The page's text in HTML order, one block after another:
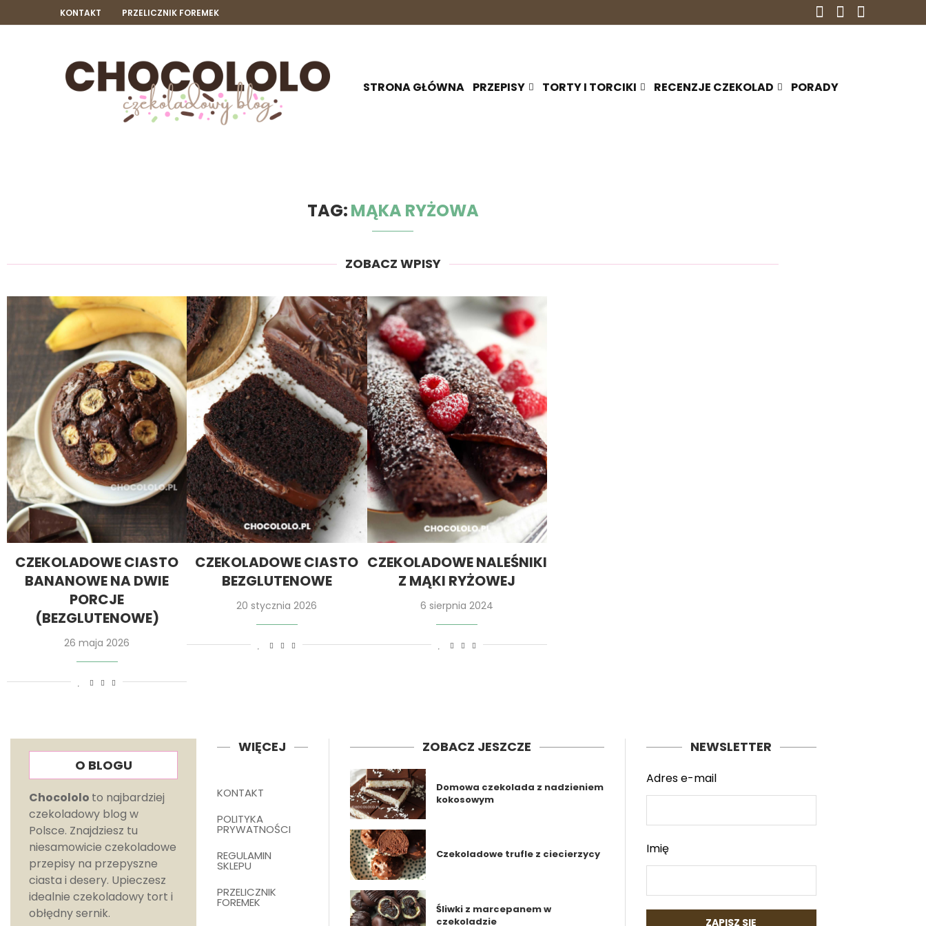
KONTAKT PRZELICZNIK FOREMEK
STRONA GŁÓWNA PRZEPISY TORTY I TORCIKI RECENZJE CZEKOLAD PORADY
TAG:MĄKA RYŻOWA
ZOBACZ WPISY
CZEKOLADOWE CIASTO
BANANOWE NA DWIE
PORCJE
(BEZGLUTENOWE)
26 maja 2026
CZEKOLADOWE CIASTO
BEZGLUTENOWE
20 stycznia 2026
CZEKOLADOWE NALEŚNIKI
Z MĄKI RYŻOWEJ
6 sierpnia 2024
O BLOGU
Chocololo to najbardziej
czekoladowy blog w
Polsce. Znajdziesz tu
niesamowicie czekoladowe
przepisy na przepyszne
ciasta i desery. Upieczesz
idealnie czekoladowy tort i
obłędny sernik.
WIĘCEJ
KONTAKT
POLITYKA
PRYWATNOŚCI
REGULAMIN
SKLEPU
PRZELICZNIK
FOREMEK
ZOBACZ JESZCZE
Domowa czekolada z nadzieniem
kokosowym
Czekoladowe trufle z ciecierzycy
Śliwki z marcepanem w
czekoladzie
NEWSLETTER
Adres e-mail
Imię